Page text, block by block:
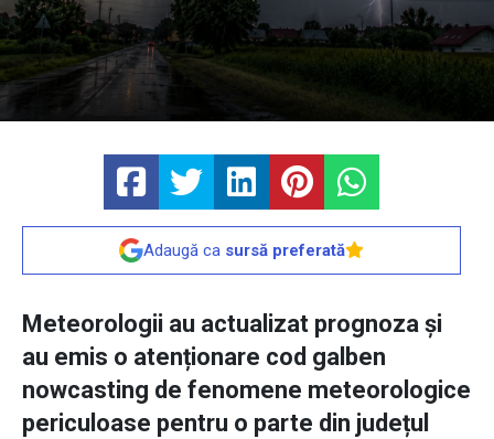
Adaugă ca sursă preferată
Meteorologii au actualizat prognoza și
au emis o atenționare cod galben
nowcasting de fenomene meteorologice
periculoase pentru o parte din județul